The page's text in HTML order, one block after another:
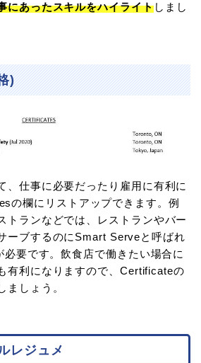
にあったスキルをハイライトしまし
)
、仕事に必要だったり雇用に有利に
の欄にリストアップできます。例
トランなどでは、レストランやバー
ーブするのにSmart Serveと呼ばれ
要です。飲食店で働きたい場合に
有利になりますので、Certificateの
ましょう。
レジュメ